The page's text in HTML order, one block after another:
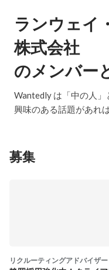
ランウェイ
株式会社
のメンバー
Wantedly は「中の人」
興味のある話題があれ
募集
リクルーティングアドバイザ